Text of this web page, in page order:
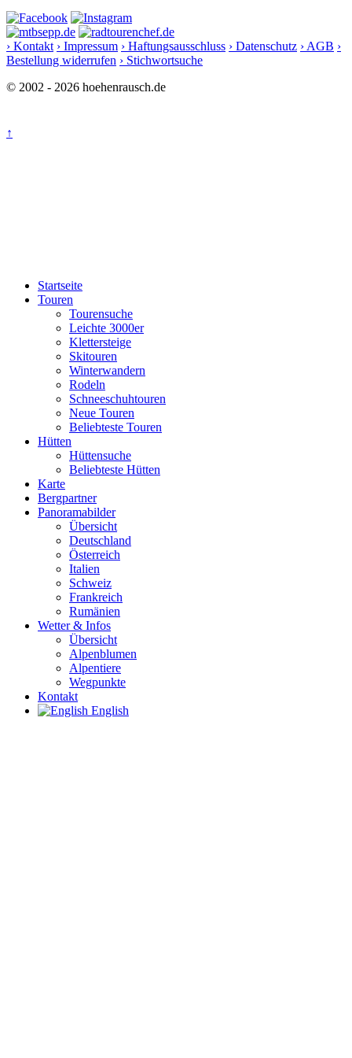
› Kontakt › Impressum › Haftungsausschluss › Datenschutz › AGB ›
Bestellung widerrufen › Stichwortsuche
© 2002 - 2026 hoehenrausch.de
↑
Startseite
Touren
Tourensuche
Leichte 3000er
Klettersteige
Skitouren
Winterwandern
Rodeln
Schneeschuhtouren
Neue Touren
Beliebteste Touren
Hütten
Hüttensuche
Beliebteste Hütten
Karte
Bergpartner
Panoramabilder
Übersicht
Deutschland
Österreich
Italien
Schweiz
Frankreich
Rumänien
Wetter & Infos
Übersicht
Alpenblumen
Alpentiere
Wegpunkte
Kontakt
English